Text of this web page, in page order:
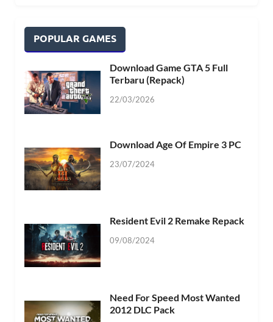
POPULAR GAMES
Download Game GTA 5 Full
Terbaru (Repack)
22/03/2026
Download Age Of Empire 3 PC
23/07/2024
Resident Evil 2 Remake Repack
09/08/2024
Need For Speed Most Wanted
2012 DLC Pack